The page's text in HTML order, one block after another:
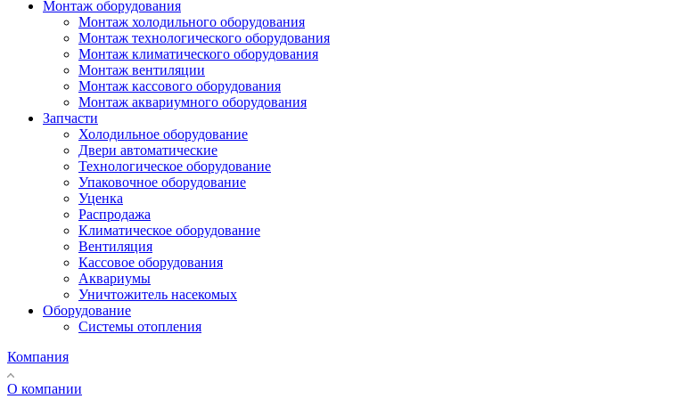
Монтаж оборудования
Монтаж холодильного оборудования
Монтаж технологического оборудования
Монтаж климатического оборудования
Монтаж вентиляции
Монтаж кассового оборудования
Монтаж аквариумного оборудования
Запчасти
Холодильное оборудование
Двери автоматические
Технологическое оборудование
Упаковочное оборудование
Уценка
Распродажа
Климатическое оборудование
Вентиляция
Кассовое оборудования
Аквариумы
Уничтожитель насекомых
Оборудование
Системы отопления
Компания
О компании